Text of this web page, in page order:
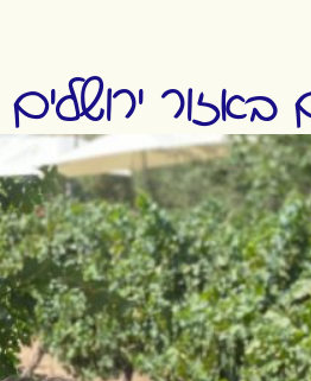
באזור